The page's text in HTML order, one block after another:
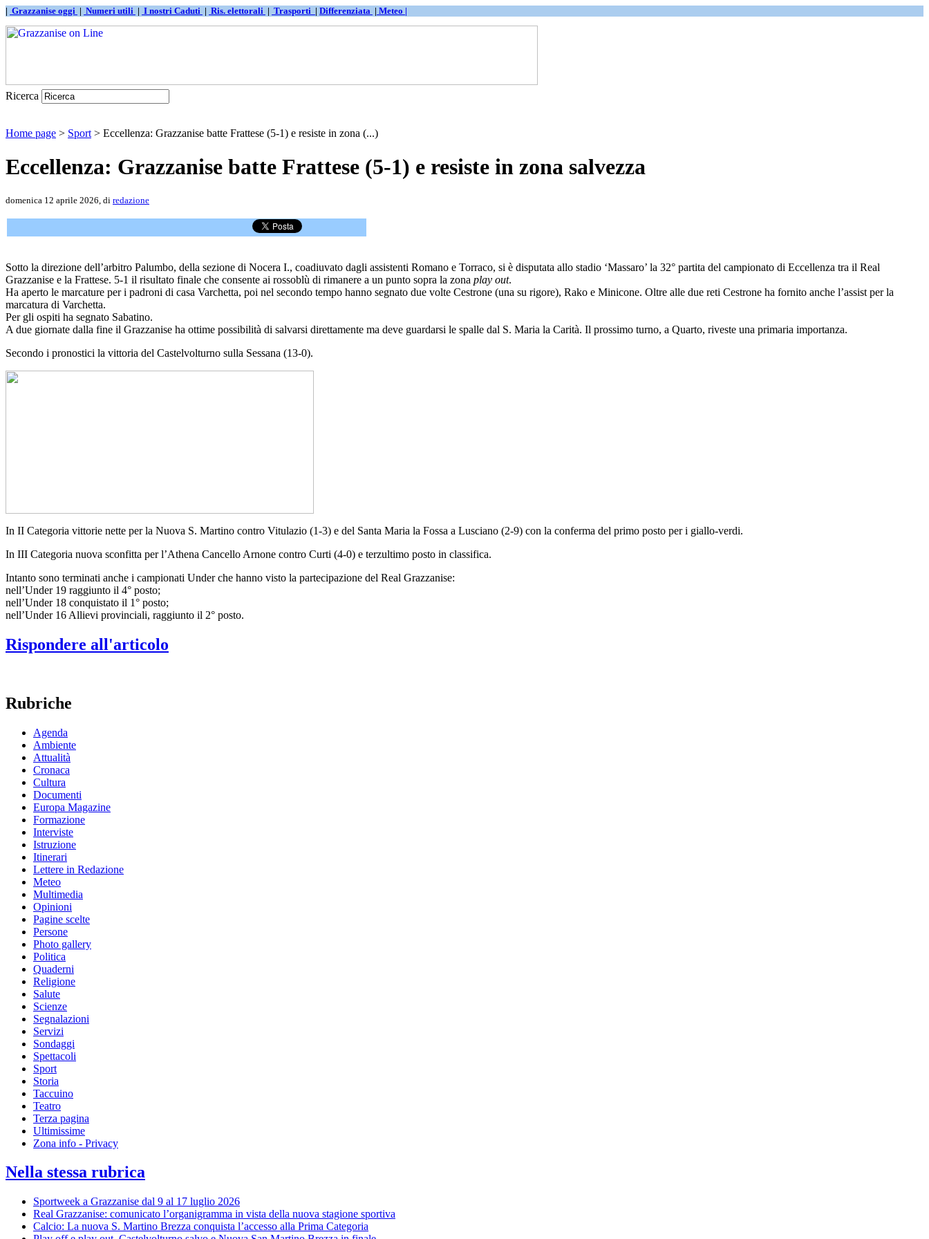
| Grazzanise oggi | Numeri utili | I nostri Caduti | Ris. elettorali | Trasporti | Differenziata | Meteo |
Ricerca
Home page > Sport > Eccellenza: Grazzanise batte Frattese (5-1) e resiste in zona (...)
Eccellenza: Grazzanise batte Frattese (5-1) e resiste in zona salvezza
domenica 12 aprile 2026, di redazione
Sotto la direzione dell’arbitro Palumbo, della sezione di Nocera I., coadiuvato dagli assistenti Romano e Torraco, si è disputata allo stadio ‘Massaro’ la 32° partita del campionato di Eccellenza tra il Real
Grazzanise e la Frattese. 5-1 il risultato finale che consente ai rossoblù di rimanere a un punto sopra la zona play out.
Ha aperto le marcature per i padroni di casa Varchetta, poi nel secondo tempo hanno segnato due volte Cestrone (una su rigore), Rako e Minicone. Oltre alle due reti Cestrone ha fornito anche l’assist per la
marcatura di Varchetta.
Per gli ospiti ha segnato Sabatino.
A due giornate dalla fine il Grazzanise ha ottime possibilità di salvarsi direttamente ma deve guardarsi le spalle dal S. Maria la Carità. Il prossimo turno, a Quarto, riveste una primaria importanza.
Secondo i pronostici la vittoria del Castelvolturno sulla Sessana (13-0).
In II Categoria vittorie nette per la Nuova S. Martino contro Vitulazio (1-3) e del Santa Maria la Fossa a Lusciano (2-9) con la conferma del primo posto per i giallo-verdi.
In III Categoria nuova sconfitta per l’Athena Cancello Arnone contro Curti (4-0) e terzultimo posto in classifica.
Intanto sono terminati anche i campionati Under che hanno visto la partecipazione del Real Grazzanise:
nell’Under 19 raggiunto il 4° posto;
nell’Under 18 conquistato il 1° posto;
nell’Under 16 Allievi provinciali, raggiunto il 2° posto.
Rispondere all'articolo
Rubriche
Agenda
Ambiente
Attualità
Cronaca
Cultura
Documenti
Europa Magazine
Formazione
Interviste
Istruzione
Itinerari
Lettere in Redazione
Meteo
Multimedia
Opinioni
Pagine scelte
Persone
Photo gallery
Politica
Quaderni
Religione
Salute
Scienze
Segnalazioni
Servizi
Sondaggi
Spettacoli
Sport
Storia
Taccuino
Teatro
Terza pagina
Ultimissime
Zona info - Privacy
Nella stessa rubrica
Sportweek a Grazzanise dal 9 al 17 luglio 2026
Real Grazzanise: comunicato l’organigramma in vista della nuova stagione sportiva
Calcio: La nuova S. Martino Brezza conquista l’accesso alla Prima Categoria